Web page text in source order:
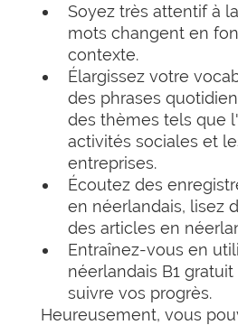
Soyez très attentif à
mots changent en
contexte.
Élargissez votre
des phrases
des thèmes tels que
activités sociales et
entreprises.
Écoutez des
en néerlandais, lisez
des articles en
Entraînez-vous en
néerlandais B1
suivre vos progrès.
Heureusement, vous